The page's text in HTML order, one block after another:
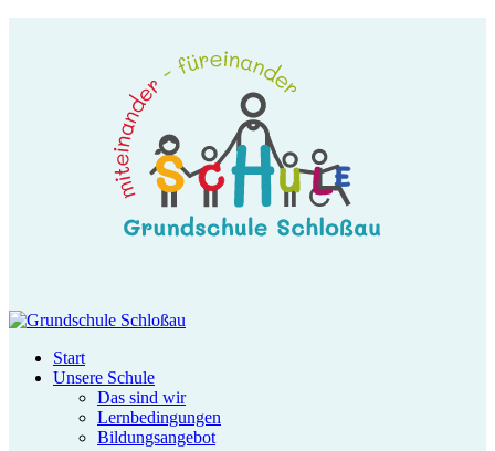
Start
Unsere Schule
Das sind wir
Lernbedingungen
Bildungsangebot